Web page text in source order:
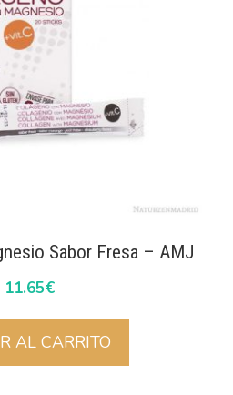
Sabor Fresa – AMJ
11.65€
AL CARRITO